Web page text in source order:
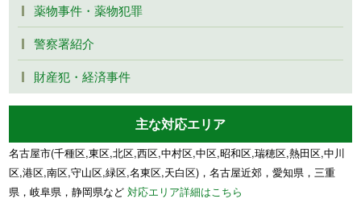
薬物事件・薬物犯罪
警察署紹介
財産犯・経済事件
主な対応エリア
名古屋市(千種区,東区,北区,西区,中村区,中区,昭和区,瑞穂区,熱田区,中川
区,港区,南区,守山区,緑区,名東区,天白区)，名古屋近郊，愛知県，三重
県，岐阜県，静岡県など対応エリア詳細はこちら